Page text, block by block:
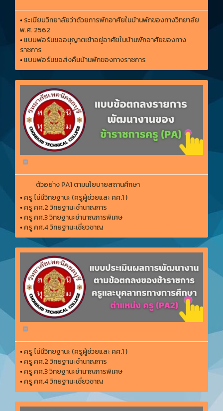
• ระเบียบวิทยาลัยว่าด้วยการพักอาศัยในบ้านพักของทางวิทยาลัย
พ.ศ. 2562
• แบบฟอร์มขออนุญาตเข้าอยู่อาศัยในบ้านพักอาศัยของทาง
ราชการ
• แบบฟอร์มขอส่งคืนบ้านพักของทางราชการ
ตัวอย่าง PA1 ตามนโยบายสถานศึกษา
• ครู ไม่มีวิทยฐานะ (ครูผู้ช่วยและ คศ.1 )
• ครู คศ.2 วิทยฐานะชำนาญการ
• ครู คศ.3 วิทยฐานะชำนาญการพิเศษ
• ครู คศ.4 วิทยฐานะเชี่ยวชาญ
• ครู ไม่มีวิทยฐานะ (ครูผู้ช่วยและ คศ.1 )
• ครู คศ.2 วิทยฐานะชำนาญการ
• ครู คศ.3 วิทยฐานะชำนาญการพิเศษ
• ครู คศ.4 วิทยฐานะเชี่ยวชาญ